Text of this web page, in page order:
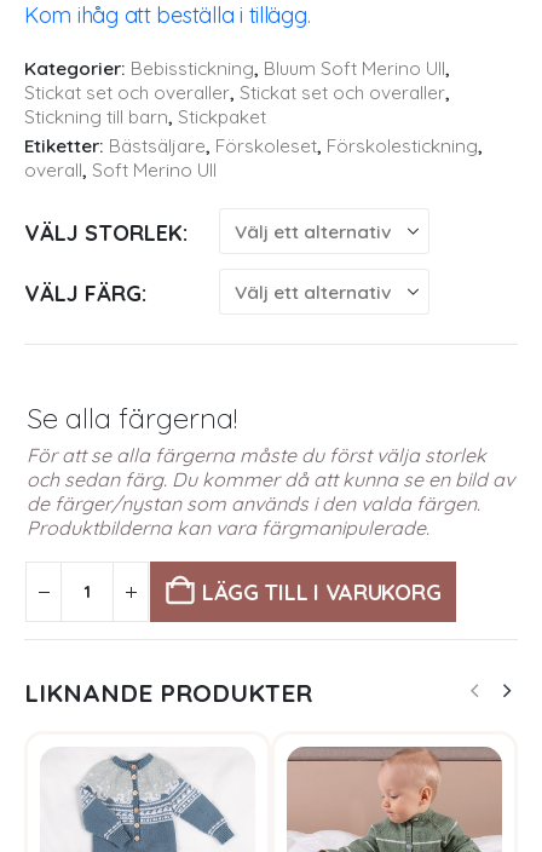
Kom ihåg att beställa i tillägg.
Kategorier: Bebisstickning, Bluum Soft Merino Ull,
Stickat set och overaller, Stickat set och overaller,
Stickning till barn, Stickpaket
Etiketter: Bästsäljare, Förskoleset, Förskolestickning,
overall, Soft Merino Ull
VÄLJ STORLEK
VÄLJ FÄRG
Se alla färgerna!
För att se alla färgerna måste du först välja storlek
och sedan färg. Du kommer då att kunna se en bild av
de färger/nystan som används i den valda färgen.
Produktbilderna kan vara färgmanipulerade.
LÄGG TILL I VARUKORG
LIKNANDE PRODUKTER